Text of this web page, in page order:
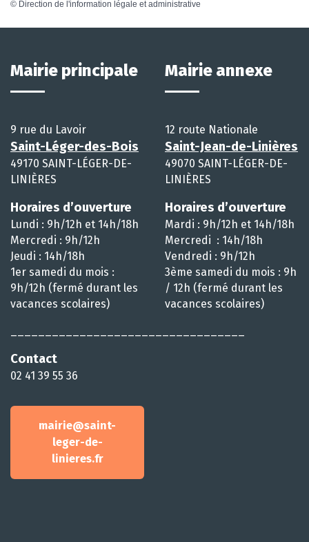
© Direction de l'information légale et administrative
Mairie principale
9 rue du Lavoir
Saint-Léger-des-Bois
49170 SAINT-LÉGER-DE-
LINIÈRES
Horaires d’ouverture
Lundi : 9h/12h et 14h/18h
Mercredi : 9h/12h
Jeudi : 14h/18h
1er samedi du mois :
9h/12h (fermé durant les
vacances scolaires)
Contact
02 41 39 55 36
mairie@saint-
leger-de-
linieres.fr
Mairie annexe
12 route Nationale
Saint-Jean-de-Linières
49070 SAINT-LÉGER-DE-
LINIÈRES
Horaires d’ouverture
Mardi : 9h/12h et 14h/18h
Mercredi : 14h/18h
Vendredi : 9h/12h
3ème samedi du mois : 9h
/ 12h (fermé durant les
vacances scolaires)